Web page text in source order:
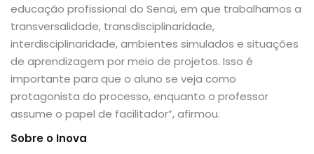
educação profissional do Senai, em que trabalhamos a
transversalidade, transdisciplinaridade,
interdisciplinaridade, ambientes simulados e situações
de aprendizagem por meio de projetos. Isso é
importante para que o aluno se veja como
protagonista do processo, enquanto o professor
assume o papel de facilitador”, afirmou.
Sobre o Inova